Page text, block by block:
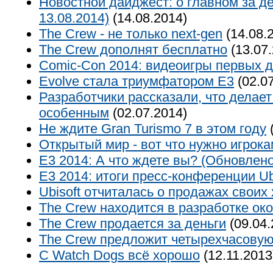
13.08.2014) (14.08.2014)
The Crew - не только next-gen
The Crew дополнят бесплатно
Comic-Con 2014: видеоигры первых
Evolve стала триумфатором Е3
Разработчики рассказали, что
особенным (02.07.2014)
Не ждите Gran Turismo 7 в этом году
Открытый мир - вот что нужно
E3 2014: А что ждете вы?
E3 2014: итоги пресс-конференции
Ubisoft отчиталась о продажах своих
The Crew находится в разработке
The Crew продается за деньги
The Crew предложит
С Watch Dogs всё хорошо